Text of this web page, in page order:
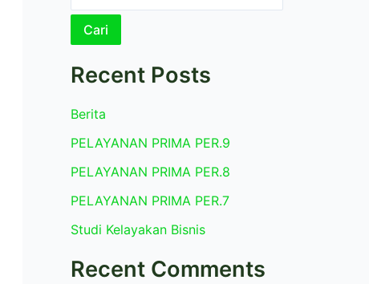
Cari
Recent Posts
Berita
PELAYANAN PRIMA PER.9
PELAYANAN PRIMA PER.8
PELAYANAN PRIMA PER.7
Studi Kelayakan Bisnis
Recent Comments